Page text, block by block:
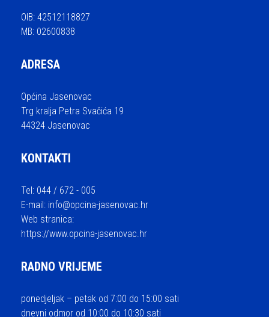
OIB: 42512118827
MB: 02600838
ADRESA
Općina Jasenovac
Trg kralja Petra Svačića 19
44324 Jasenovac
KONTAKTI
Tel: 044 / 672 - 005
E-mail: info@opcina-jasenovac.hr
Web stranica:
https://www.opcina-jasenovac.hr
RADNO VRIJEME
ponedjeljak – petak od 7:00 do 15:00 sati
dnevni odmor od 10:00 do 10:30 sati